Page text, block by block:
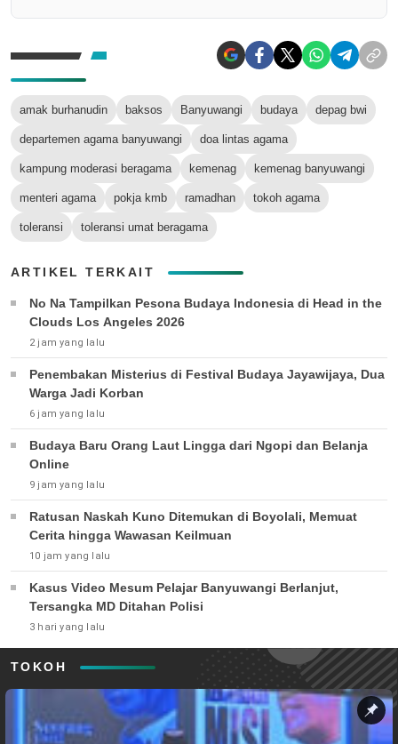
amak burhanudin baksos Banyuwangi budaya depag bwi
departemen agama banyuwangi doa lintas agama
kampung moderasi beragama kemenag kemenag banyuwangi
menteri agama pokja kmb ramadhan tokoh agama
toleransi toleransi umat beragama
ARTIKEL TERKAIT
No Na Tampilkan Pesona Budaya Indonesia di Head in the
Clouds Los Angeles 2026
2 jam yang lalu
Penembakan Misterius di Festival Budaya Jayawijaya, Dua
Warga Jadi Korban
6 jam yang lalu
Budaya Baru Orang Laut Lingga dari Ngopi dan Belanja
Online
9 jam yang lalu
Ratusan Naskah Kuno Ditemukan di Boyolali, Memuat
Cerita hingga Wawasan Keilmuan
10 jam yang lalu
Kasus Video Mesum Pelajar Banyuwangi Berlanjut,
Tersangka MD Ditahan Polisi
3 hari yang lalu
TOKOH